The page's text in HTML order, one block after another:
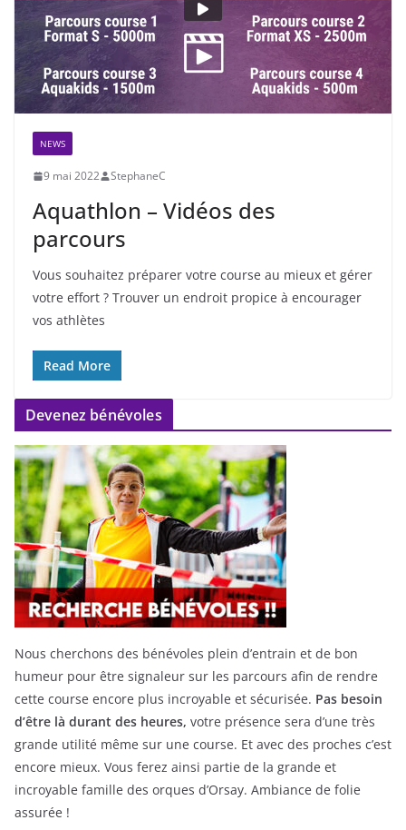
NEWS
9 mai 2022 StephaneC
Aquathlon – Vidéos des
parcours
Vous souhaitez préparer votre course au mieux et gérer
votre effort ? Trouver un endroit propice à encourager
vos athlètes
Read More
Devenez bénévoles
Nous cherchons des bénévoles plein d’entrain et de bon
humeur pour être signaleur sur les parcours afin de rendre
cette course encore plus incroyable et sécurisée. Pas besoin
d’être là durant des heures, votre présence sera d’une très
grande utilité même sur une course. Et avec des proches c’est
encore mieux. Vous ferez ainsi partie de la grande et
incroyable famille des orques d’Orsay. Ambiance de folie
assurée !